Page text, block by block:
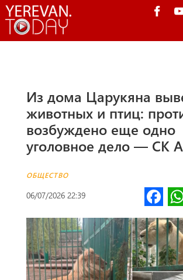
Из дома Царукяна
животных и птиц:
возбуждено еще одно
уголовное дело — СК
ОБЩЕСТВО
06/07/2026 22:39 Fa
ce
b
o
o